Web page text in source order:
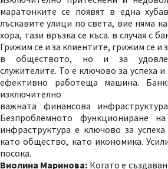
маратонките се появят в една
лъскавите улици по света, вие няма
хора, тази връзка се къса. в случая с
Грижим се и за клиентите, грижим се и
в обществото, но и за
служителите. То е ключово за успеха
ефективно работеща машина.
изключително
важната финансова
Безпроблемното функциониране
инфраструктура е ключово за
като общество, като икономика.
посока.
Виолина Маринова: Когато е